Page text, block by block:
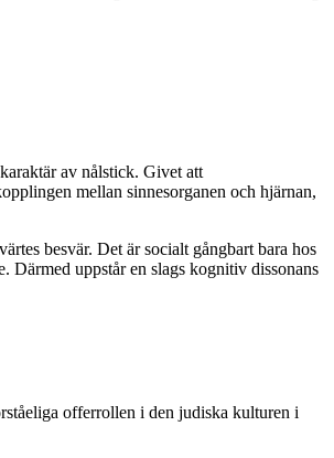
av nålstick. Givet att
mellan sinnesorganen och hjärnan,
besvär. Det är socialt gångbart bara hos
Därmed uppstår en slags kognitiv dissonans
offerrollen i den judiska kulturen i